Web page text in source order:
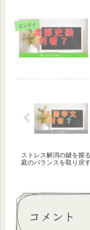
エンタメ
ストレス解消の鍵を握
庭のバランスを取り戻
コメント